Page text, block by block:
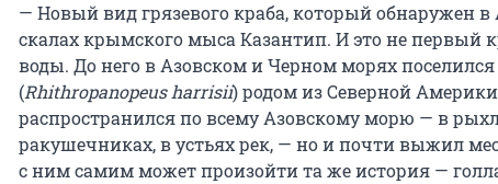
— Новый вид грязевого краба, который обнаружен
скалах крымского мыса Казантип. И это не
воды. До него в Азовском и Черном морях
(Rhithropanopeus harrisii) родом из Северной
распространился по всему Азовскому морю — в
ракушечниках, в устьях рек, — но и почти выжил
с ним самим может произойти та же история —